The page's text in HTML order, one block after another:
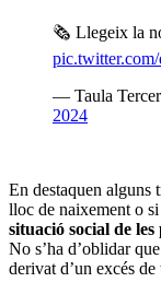
🗞 Llegeix la
— Taula Tercer
2024
En destaquen alguns
lloc de naixement o
situació social de les
No s’ha d’oblidar
derivat d’un excés